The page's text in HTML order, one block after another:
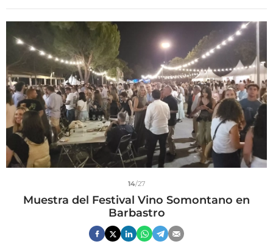
14/27
Muestra del Festival Vino Somontano en
Barbastro